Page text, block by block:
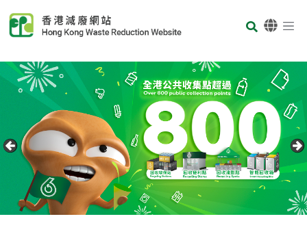
Body
首页
Carousel Item
Text